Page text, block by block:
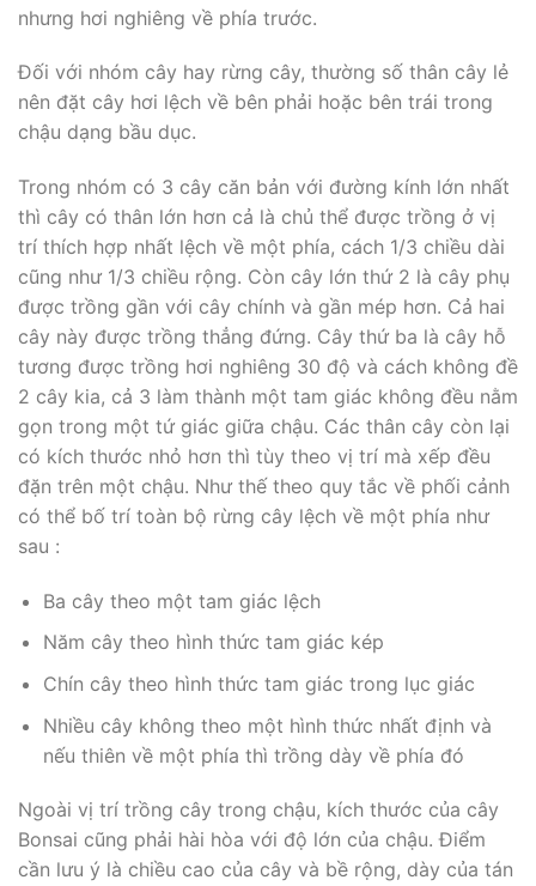
nhưng hơi nghiêng về phía trước.
Đối với nhóm cây hay rừng cây, thường số thân cây lẻ
nên đặt cây hơi lệch về bên phải hoặc bên trái trong
chậu dạng bầu dục.
Trong nhóm có 3 cây căn bản với đường kính lớn nhất
thì cây có thân lớn hơn cả là chủ thể được trồng ở vị
trí thích hợp nhất lệch về một phía, cách 1/3 chiều dài
cũng như 1/3 chiều rộng. Còn cây lớn thứ 2 là cây phụ
được trồng gần với cây chính và gần mép hơn. Cả hai
cây này được trồng thẳng đứng. Cây thứ ba là cây hỗ
tương được trồng hơi nghiêng 30 độ và cách không đề
2 cây kia, cả 3 làm thành một tam giác không đều nằm
gọn trong một tứ giác giữa chậu. Các thân cây còn lại
có kích thước nhỏ hơn thì tùy theo vị trí mà xếp đều
đặn trên một chậu. Như thế theo quy tắc về phối cảnh
có thể bố trí toàn bộ rừng cây lệch về một phía như
sau :
Ba cây theo một tam giác lệch
Năm cây theo hình thức tam giác kép
Chín cây theo hình thức tam giác trong lục giác
Nhiều cây không theo một hình thức nhất định và
nếu thiên về một phía thì trồng dày về phía đó
Ngoài vị trí trồng cây trong chậu, kích thước của cây
Bonsai cũng phải hài hòa với độ lớn của chậu. Điểm
cần lưu ý là chiều cao của cây và bề rộng, dày của tán